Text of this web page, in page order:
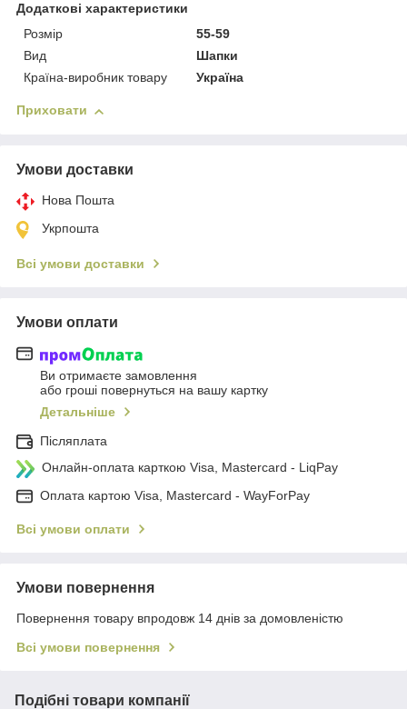
Додаткові характеристики
Розмір
55-59
Вид
Шапки
Країна-виробник товару
Україна
Приховати
Умови доставки
Нова Пошта
Укрпошта
Всі умови доставки
Умови оплати
Ви отримаєте замовлення
або гроші повернуться на вашу картку
Детальніше
Післяплата
Онлайн-оплата карткою Visa, Mastercard - LiqPay
Оплата картою Visa, Mastercard - WayForPay
Всі умови оплати
Умови повернення
Повернення товару впродовж 14 днів за домовленістю
Всі умови повернення
Подібні товари компанії